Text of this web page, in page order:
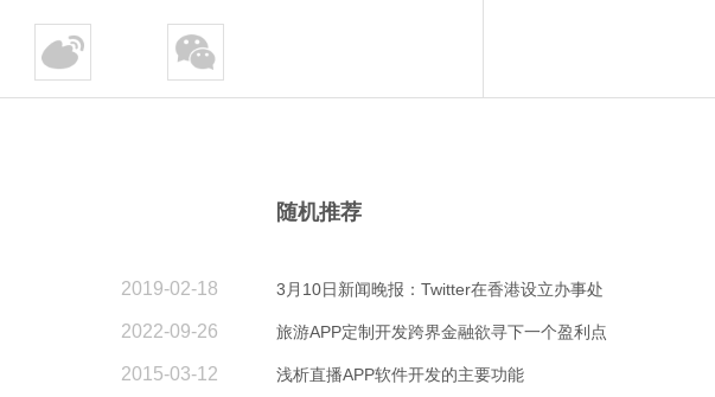
2019-02-18
2022-09-26
2015-03-12
随机推荐
3月10日新闻晚报：Twitter在香港设立办事处
旅游APP定制开发跨界金融欲寻下一个盈利点
浅析直播APP软件开发的主要功能